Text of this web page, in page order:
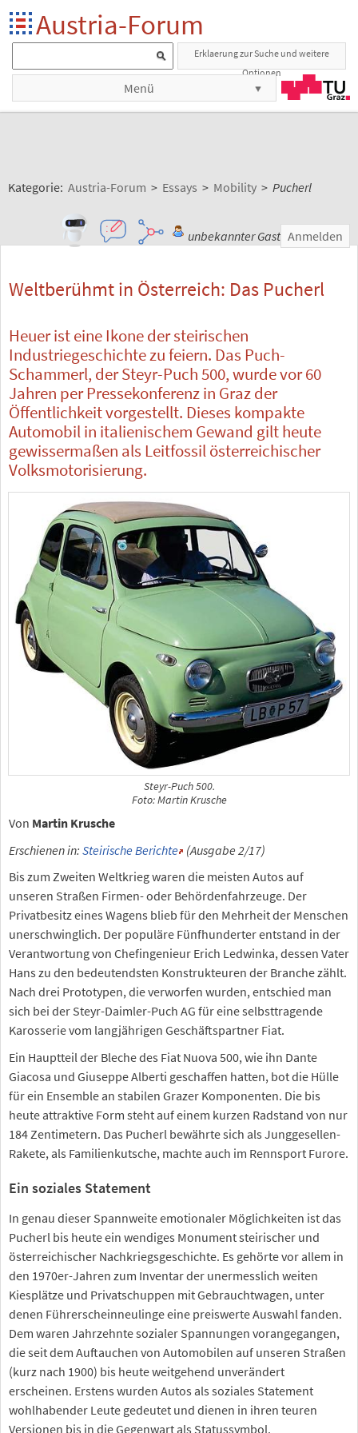
Austria-Forum
Erklaerung zur Suche und weitere
Optionen
Menü
Kategorie: Austria-Forum > Essays > Mobility > Pucherl
unbekannter Gast Anmelden
Weltberühmt in Österreich: Das Pucherl
Heuer ist eine Ikone der steirischen
Industriegeschichte zu feiern. Das Puch-
Schammerl, der Steyr-Puch 500, wurde vor 60
Jahren per Pressekonferenz in Graz der
Öffentlichkeit vorgestellt. Dieses kompakte
Automobil in italienischem Gewand gilt heute
gewissermaßen als Leitfossil österreichischer
Volksmotorisierung.
Steyr-Puch 500.
Foto: Martin Krusche
Von Martin Krusche
Erschienen in: Steirische Berichte (Ausgabe 2/17)
Bis zum Zweiten Weltkrieg waren die meisten Autos auf
unseren Straßen Firmen- oder Behördenfahrzeuge. Der
Privatbesitz eines Wagens blieb für den Mehrheit der Menschen
unerschwinglich. Der populäre Fünfhunderter entstand in der
Verantwortung von Chefingenieur Erich Ledwinka, dessen Vater
Hans zu den bedeutendsten Konstrukteuren der Branche zählt.
Nach drei Prototypen, die verworfen wurden, entschied man
sich bei der Steyr-Daimler-Puch AG für eine selbsttragende
Karosserie vom langjährigen Geschäftspartner Fiat.
Ein Hauptteil der Bleche des Fiat Nuova 500, wie ihn Dante
Giacosa und Giuseppe Alberti geschaffen hatten, bot die Hülle
für ein Ensemble an stabilen Grazer Komponenten. Die bis
heute attraktive Form steht auf einem kurzen Radstand von nur
184 Zentimetern. Das Pucherl bewährte sich als Junggesellen-
Rakete, als Familienkutsche, machte auch im Rennsport Furore.
Ein soziales Statement
In genau dieser Spannweite emotionaler Möglichkeiten ist das
Pucherl bis heute ein wendiges Monument steirischer und
österreichischer Nachkriegsgeschichte. Es gehörte vor allem in
den 1970er-Jahren zum Inventar der unermesslich weiten
Kiesplätze und Privatschuppen mit Gebrauchtwagen, unter
denen Führerscheinneulinge eine preiswerte Auswahl fanden.
Dem waren Jahrzehnte sozialer Spannungen vorangegangen,
die seit dem Auftauchen von Automobilen auf unseren Straßen
(kurz nach 1900) bis heute weitgehend unverändert
erscheinen. Erstens wurden Autos als soziales Statement
wohlhabender Leute gedeutet und dienen in ihren teuren
Versionen bis in die Gegenwart als Statussymbol.